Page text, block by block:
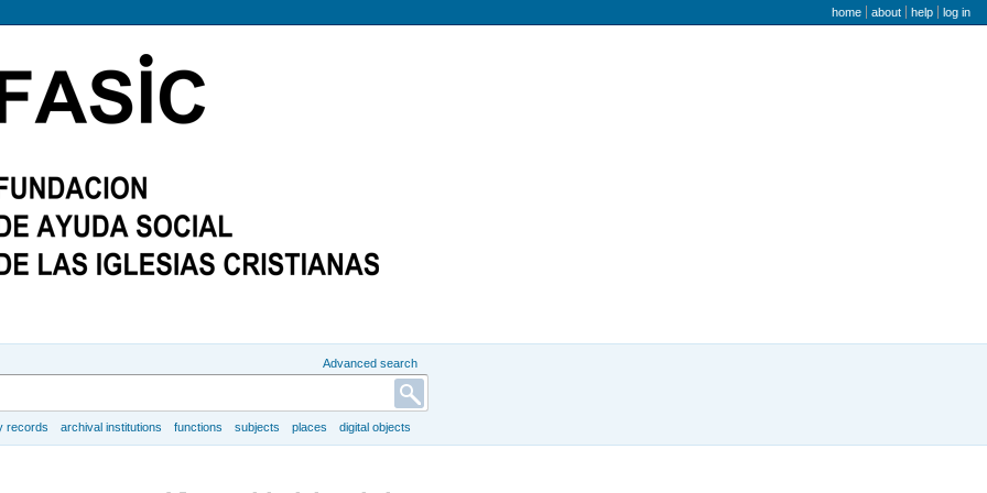
user menu
home about help log in
Advanced search
records archival institutions functions subjects places digital objects